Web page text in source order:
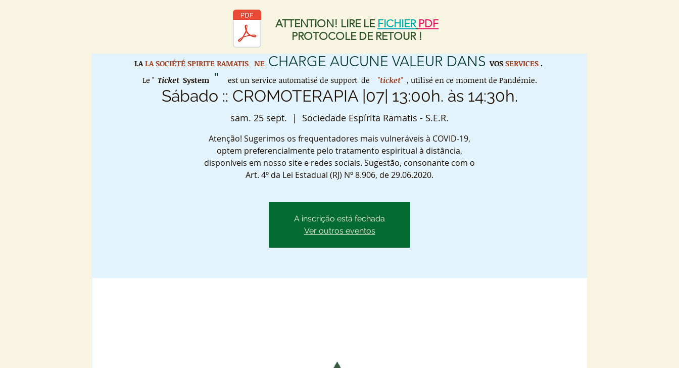
ATTENTION! LIRE LE FICHIER PDF
PROTOCOLE DE RETOUR !
Sábado :: CROMOTERAPIA |07| 13:00h. às 14:30h.
sam. 25 sept.
  |
Sociedade Espírita Ramatis - S.E.R.
Atenção! Sugerimos os frequentadores mais vulneráveis à COVID-19,
optem preferencialmente pelo tratamento espiritual à distância,
disponíveis em nosso site e redes sociais. Sugestão, consonante com o
Art. 4º da Lei Estadual (RJ) Nº 8.906, de 29.06.2020.
A inscrição está fechada
Ver outros eventos
LA LA SOCIÉTÉ SPIRITE RAMATIS NE CHARGE AUCUNE VALEUR DANSVOS SERVICES .
Le " Ticket System" est un service automatisé de support de "ticket" , utilisé en ce moment de Pandémie.